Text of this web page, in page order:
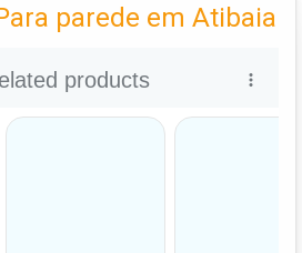
parede em Atibaia